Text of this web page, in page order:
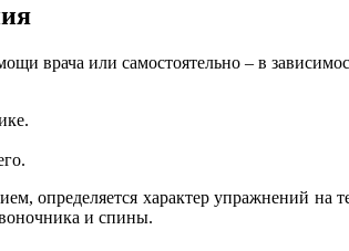
врача или самостоятельно – в
определяется характер упражнений
и спины.